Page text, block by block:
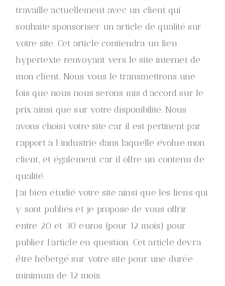
travaille actuellement avec un client qui
souhaite sponsoriser un article de qualité sur
votre site. Cet article contiendra un lien
hypertexte renvoyant vers le site internet de
mon client. Nous vous le transmettrons une
fois que nous nous serons mis d’accord sur le
prix ainsi que sur votre disponibilité. Nous
avons choisi votre site car il est pertinent par
rapport à l’industrie dans laquelle évolue mon
client, et également car il offre un contenu de
qualité.
J’ai bien étudié votre site ainsi que les liens qui
y sont publiés et je propose de vous offrir
entre 20 et 30 euros (pour 12 mois) pour
publier l’article en question. Cet article devra
être hébergé sur votre site pour une durée
minimum de 12 mois.